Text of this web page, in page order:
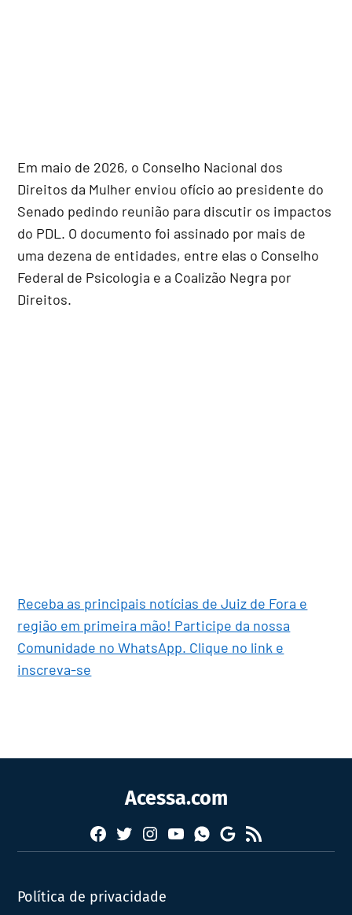
Em maio de 2026, o Conselho Nacional dos
Direitos da Mulher enviou ofício ao presidente do
Senado pedindo reunião para discutir os impactos
do PDL. O documento foi assinado por mais de
uma dezena de entidades, entre elas o Conselho
Federal de Psicologia e a Coalizão Negra por
Direitos.
Receba as principais notícias de Juiz de Fora e
região em primeira mão! Participe da nossa
Comunidade no WhatsApp. Clique no link e
inscreva-se
Acessa.com
Facebook
TwitterInstagram
YouTubeWhatsapp
Google
News
RSS
Política de privacidade